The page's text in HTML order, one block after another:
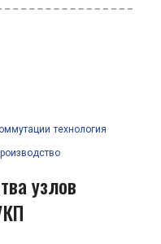
технология
узлов